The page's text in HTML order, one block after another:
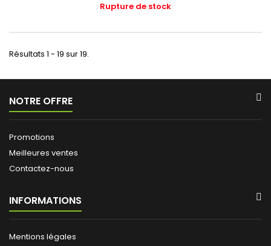
Rupture de stock
Résultats 1 - 19 sur 19.
NOTRE OFFRE
Promotions
Meilleures ventes
Contactez-nous
INFORMATIONS
Mentions légales